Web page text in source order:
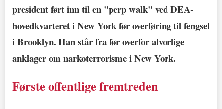
president ført inn til en "perp walk" ved DEA-
hovedkvarteret i New York før overføring til fengsel
i Brooklyn. Han står fra før overfor alvorlige
anklager omnarkoterrorismei New York.
Første offentlige fremtreden